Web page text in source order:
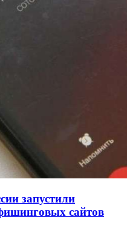
Волгограда стартует
Волго‑Донской
пройдёт
единства народов
запустили
сайтов